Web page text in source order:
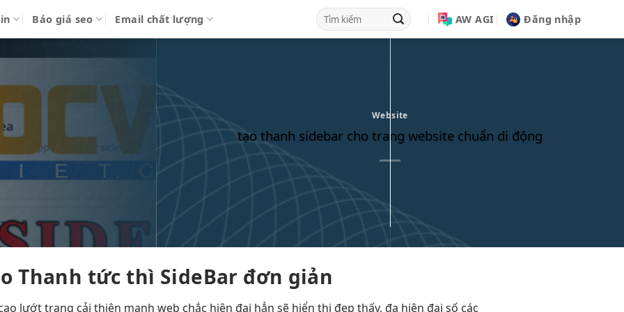
Báo giá seo Email chất lượng AW AGI Đăng nhập
Website
tạo thanh sidebar cho trang website chuẩn di động
Thanh tức thì SideBar đơn giản
lướt trang cải thiện mạnh web chắc hiện đại hẳn sẽ hiển thị đẹp thấy, đa hiện đại số các